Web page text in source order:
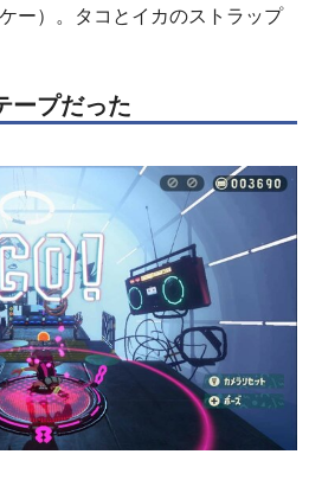
ー）。タコとイカのストラップ
ープだった